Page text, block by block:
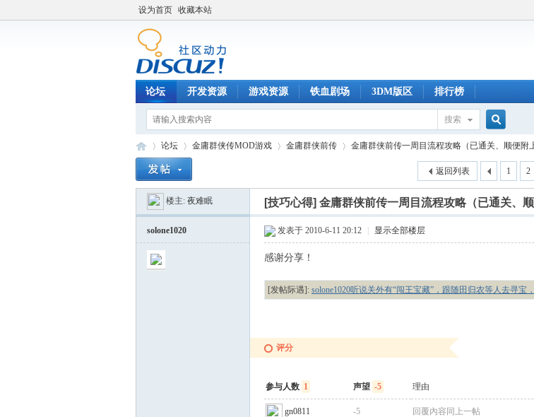
设为首页 收藏本站
论坛 开发资源 游戏资源 铁血剧场 3DM版区 排行榜
搜索
搜
索
»
论坛
›
金庸群侠传MOD游戏
›
金庸群侠前传
›
金庸群侠前传一周目流程攻略（已通关、顺便附
1 2
返回列表
楼主: 夜难眠 [技巧心得] 金庸群侠前传一周目流程攻略（已通关、
solone1020 发表于 2010-6-11 20:12 显示全部楼层
感谢分享！
[发帖际遇]: solone1020听说关外有“闯王宝藏”，跟随田归农等人去寻宝
评分
参与人数 1 声望 -5 理由
gn0811 -5 回覆內容同上一帖